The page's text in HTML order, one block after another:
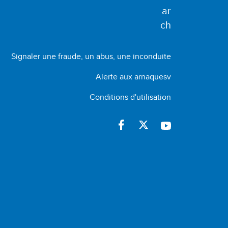
Signaler une fraude, un abus, une inconduite
Alerte aux arnaquesv
Conditions d'utilisation